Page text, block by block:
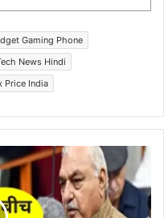
Gaming Phone
News Hindi
Price India